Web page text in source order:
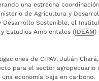
una estrecha
de Agricultura y
Desarrollo Sostenible, el
Estudios Ambientales (IDEAM)
de CIPAV, Julián
para el sector agropecuario
economía baja en carbono.